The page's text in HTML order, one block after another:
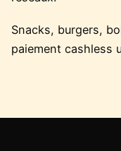
Snacks, burgers,
paiement cashless